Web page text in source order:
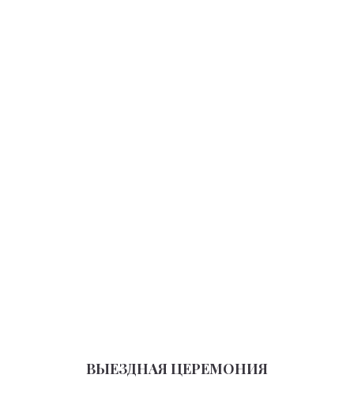
ВЫЕЗДНАЯ ЦЕРЕМОНИЯ